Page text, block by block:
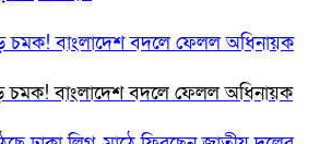
বাংলাদেশ বদলে ফেলল অধিনায়ক